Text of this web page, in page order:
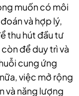
muốn có môi
và hợp lý,
thu hút đầu tư
để duy trì và
cung ứng
việc mở rộng
và năng lượng